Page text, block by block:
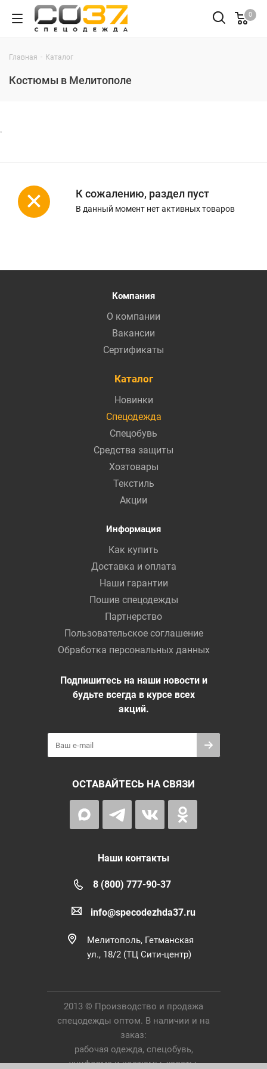
0
Главная - Каталог
Костюмы в Мелитополе
.
К сожалению, раздел пуст
В данный момент нет активных товаров
Компания
О компании
Вакансии
Сертификаты
Каталог
Новинки
Спецодежда
Спецобувь
Средства защиты
Хозтовары
Текстиль
Акции
Информация
Как купить
Доставка и оплата
Наши гарантии
Пошив спецодежды
Партнерство
Пользовательское соглашение
Обработка персональных данных
Подпишитесь на наши новости и
будьте всегда в курсе всех
акций.
ОСТАВАЙТЕСЬ НА СВЯЗИ
Наши контакты
8 (800) 777-90-37
info@specodezhda37.ru
Мелитополь, Гетманская
ул., 18/2 (ТЦ Сити-центр)
2013 © Производство и продажа
спецодежды оптом. В наличии и на
заказ:
рабочая одежда, спецобувь,
униформа и костюмы, халаты,